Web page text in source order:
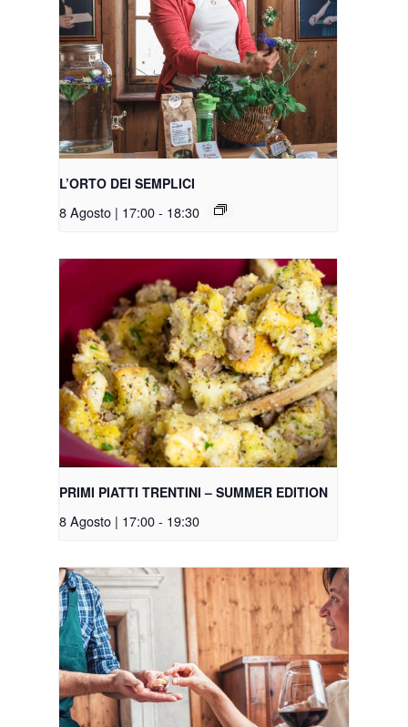
L’ORTO DEI SEMPLICI
8 Agosto | 17:00- 18:30
PRIMI PIATTI TRENTINI – SUMMER EDITION
8 Agosto | 17:00- 19:30